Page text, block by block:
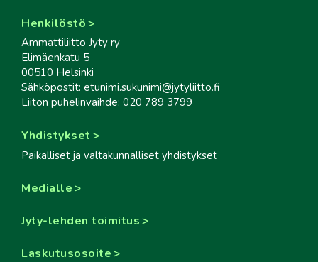
Henkilöstö
Ammattiliitto Jyty ry
Elimäenkatu 5
00510 Helsinki
Sähköpostit: etunimi.sukunimi@jytyliitto.fi
Liiton puhelinvaihde: 020 789 3799
Yhdistykset
Paikalliset ja valtakunnalliset yhdistykset
Medialle
Jyty-lehden toimitus
Laskutusosoite